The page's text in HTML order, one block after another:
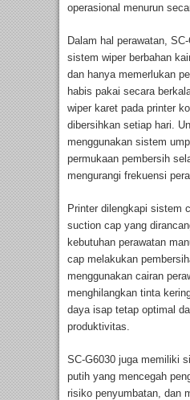
operasional menurun
Dalam hal perawatan,
sistem wiper berbahan
dan hanya memerlukan
habis pakai secara
wiper karet pada printer
dibersihkan setiap hari.
menggunakan sistem
permukaan pembersih
mengurangi frekuensi
Printer dilengkapi sistem
suction cap yang
kebutuhan perawatan
cap melakukan
menggunakan cairan
menghilangkan tinta
daya isap tetap optimal
produktivitas.
SC-G6030 juga memiliki
putih yang mencegah
risiko penyumbatan, dan